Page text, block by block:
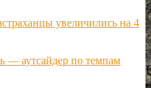
увеличились на 4
— аутсайдер по темпам